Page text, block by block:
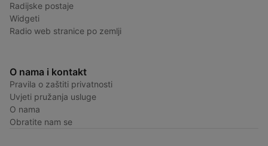
Radijske postaje
Widgeti
Radio web stranice po zemlji
O nama i kontakt
Pravila o zaštiti privatnosti
Uvjeti pružanja usluge
O nama
Obratite nam se